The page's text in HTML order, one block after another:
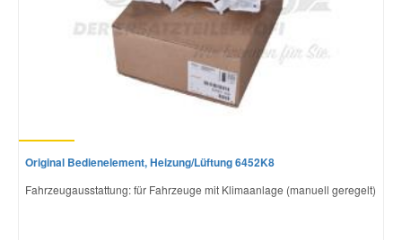
Original Bedienelement, Heizung/Lüftung 6452K8
Fahrzeugausstattung: für Fahrzeuge mit Klimaanlage (manuell geregelt)
Nissan Ersatzteile
Porsche Ersatzteile
Skoda Ersatzteile